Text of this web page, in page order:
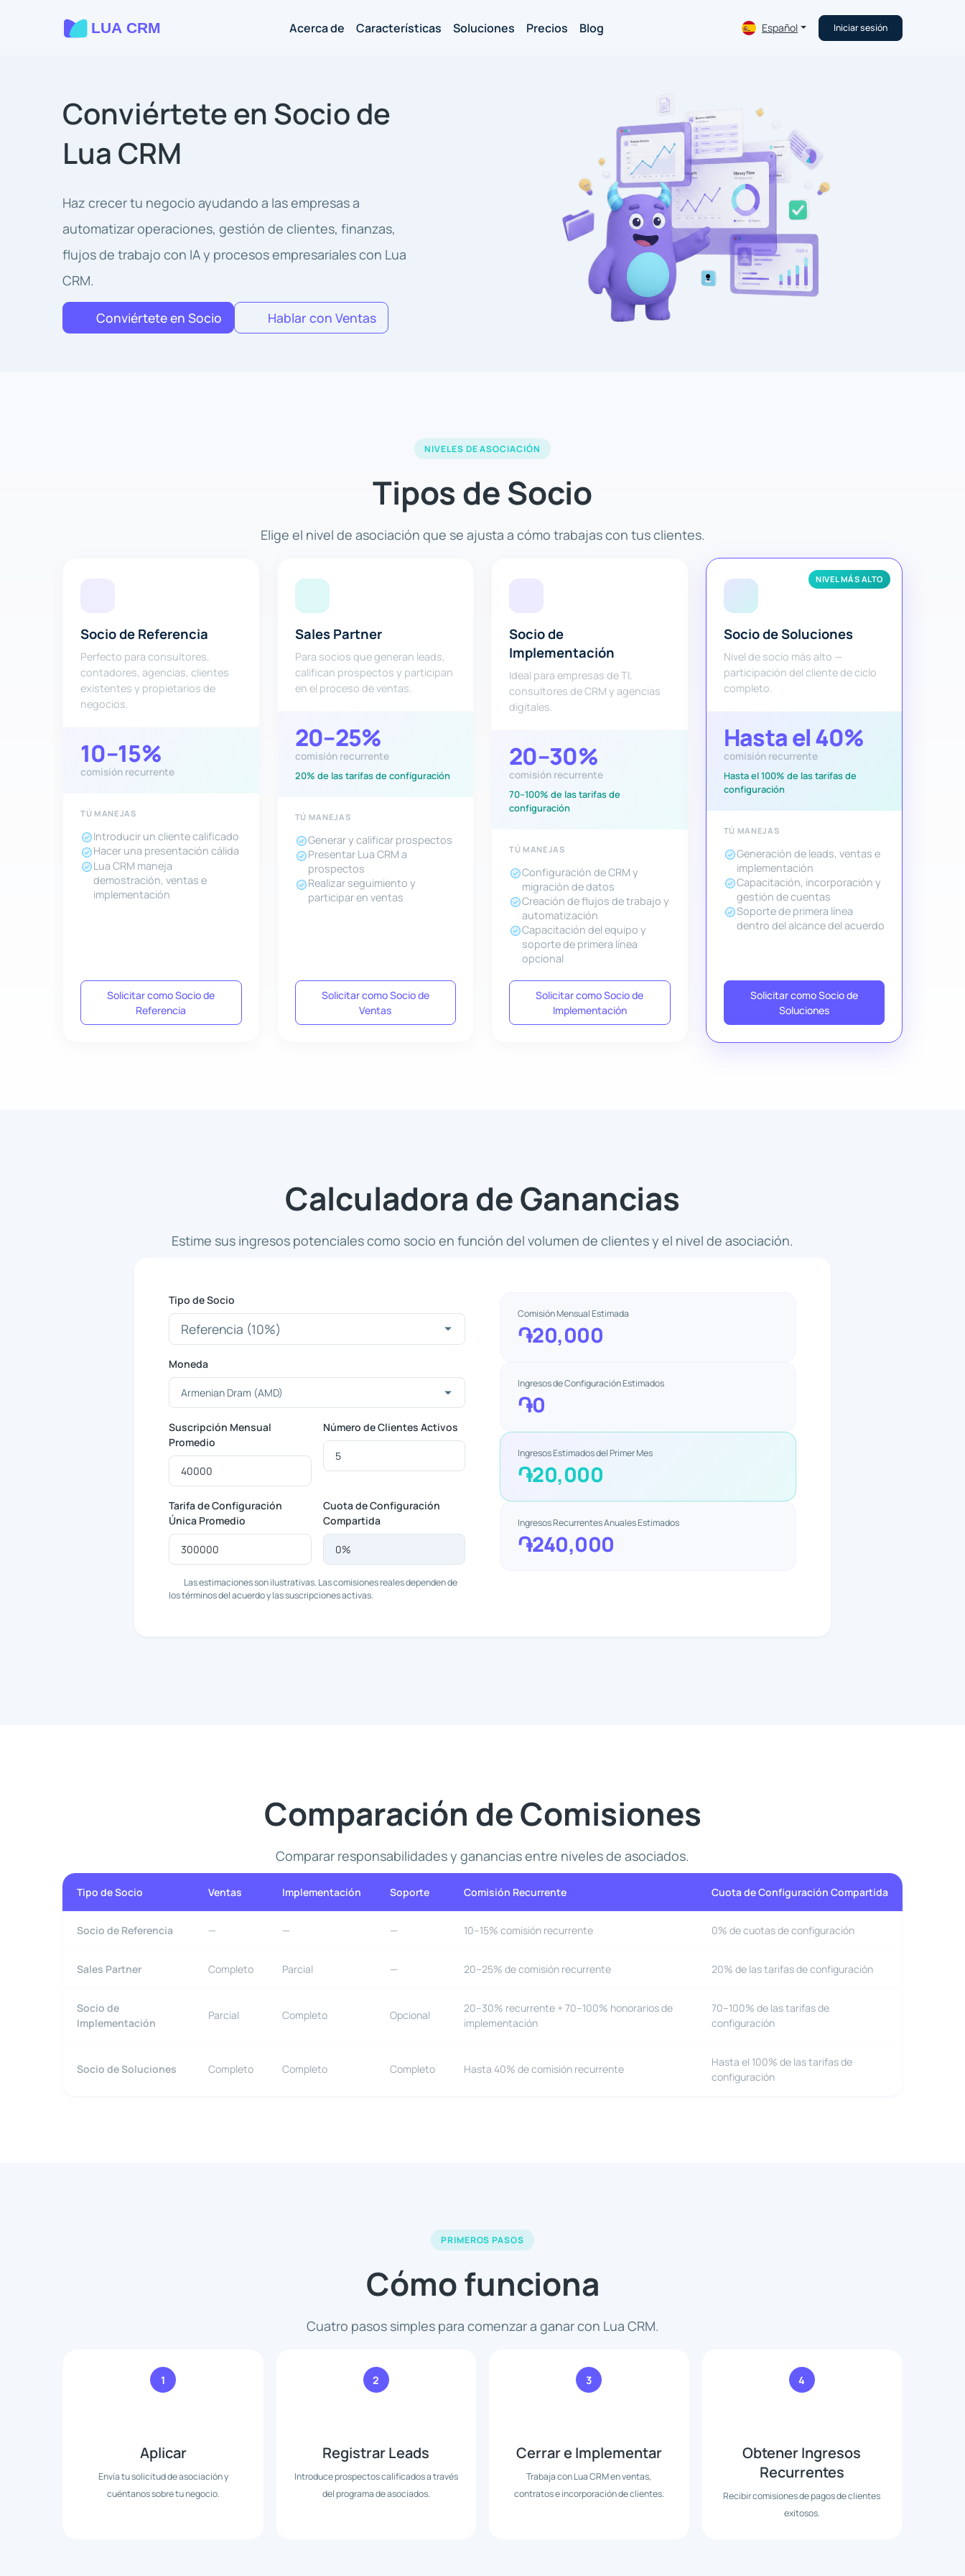
Acerca de Características Soluciones Precios Blog Español Iniciar sesión
Conviértete en Socio de
Lua CRM
Haz crecer tu negocio ayudando a las empresas a
automatizar operaciones, gestión de clientes, finanzas,
flujos de trabajo con IA y procesos empresariales con Lua
CRM.
Conviértete en Socio Hablar con Ventas
NIVELES DE ASOCIACIÓN
Tipos de Socio
Elige el nivel de asociación que se ajusta a cómo trabajas con tus clientes.
Socio de Referencia
Perfecto para consultores,
contadores, agencias, clientes
existentes y propietarios de
negocios.
10–15%
comisión recurrente
TÚ MANEJAS
Introducir un cliente calificado
Hacer una presentación cálida
Lua CRM maneja
demostración, ventas e
implementación
Solicitar como Socio de
Referencia
Sales Partner
Para socios que generan leads,
califican prospectos y participan
en el proceso de ventas.
20–25%
comisión recurrente
20% de las tarifas de configuración
TÚ MANEJAS
Generar y calificar prospectos
Presentar Lua CRM a
prospectos
Realizar seguimiento y
participar en ventas
Solicitar como Socio de
Ventas
Socio de
Implementación
Ideal para empresas de TI,
consultores de CRM y agencias
digitales.
20–30%
comisión recurrente
70–100% de las tarifas de
configuración
TÚ MANEJAS
Configuración de CRM y
migración de datos
Creación de flujos de trabajo y
automatización
Capacitación del equipo y
soporte de primera línea
opcional
Solicitar como Socio de
Implementación
NIVEL MÁS ALTO
Socio de Soluciones
Nivel de socio más alto —
participación del cliente de ciclo
completo.
Hasta el 40%
comisión recurrente
Hasta el 100% de las tarifas de
configuración
TÚ MANEJAS
Generación de leads, ventas e
implementación
Capacitación, incorporación y
gestión de cuentas
Soporte de primera línea
dentro del alcance del acuerdo
Solicitar como Socio de
Soluciones
Calculadora de Ganancias
Estime sus ingresos potenciales como socio en función del volumen de clientes y el nivel de asociación.
Tipo de Socio
Moneda
Suscripción Mensual
Promedio
Número de Clientes Activos
Tarifa de Configuración
Única Promedio
Cuota de Configuración
Compartida
Las estimaciones son ilustrativas. Las comisiones reales dependen de
los términos del acuerdo y las suscripciones activas.
Comisión Mensual Estimada
֏20,000
Ingresos de Configuración Estimados
֏0
Ingresos Estimados del Primer Mes
֏20,000
Ingresos Recurrentes Anuales Estimados
֏240,000
Comparación de Comisiones
Comparar responsabilidades y ganancias entre niveles de asociados.
Tipo de Socio Ventas Implementación Soporte Comisión Recurrente Cuota de Configuración Compartida
Socio de Referencia — — — 10–15% comisión recurrente 0% de cuotas de configuración
Sales Partner Completo Parcial — 20–25% de comisión recurrente 20% de las tarifas de configuración
Socio de
Implementación
Parcial Completo Opcional
20–30% recurrente + 70–100% honorarios de
implementación
70–100% de las tarifas de
configuración
Socio de Soluciones Completo Completo Completo Hasta 40% de comisión recurrente
Hasta el 100% de las tarifas de
configuración
PRIMEROS PASOS
Cómo funciona
Cuatro pasos simples para comenzar a ganar con Lua CRM.
1
Aplicar
Envía tu solicitud de asociación y
cuéntanos sobre tu negocio.
2
Registrar Leads
Introduce prospectos calificados a través
del programa de asociados.
3
Cerrar e Implementar
Trabaja con Lua CRM en ventas,
contratos e incorporación de clientes.
4
Obtener Ingresos
Recurrentes
Recibir comisiones de pagos de clientes
exitosos.